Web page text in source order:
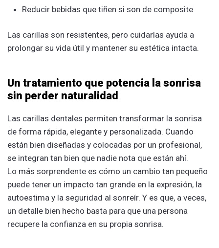
Reducir bebidas que tiñen si son de composite
Las carillas son resistentes, pero cuidarlas ayuda a
prolongar su vida útil y mantener su estética intacta.
Un tratamiento que potencia la sonrisa
sin perder naturalidad
Las carillas dentales permiten transformar la sonrisa
de forma rápida, elegante y personalizada. Cuando
están bien diseñadas y colocadas por un profesional,
se integran tan bien que nadie nota que están ahí.
Lo más sorprendente es cómo un cambio tan pequeño
puede tener un impacto tan grande en la expresión, la
autoestima y la seguridad al sonreír. Y es que, a veces,
un detalle bien hecho basta para que una persona
recupere la confianza en su propia sonrisa.